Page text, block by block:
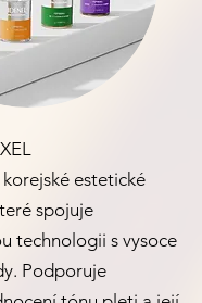
estetické
spojuje
technologii s vysoce
Podporuje